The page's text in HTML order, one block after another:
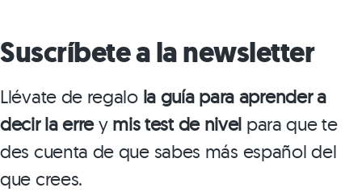
Suscríbete a la newsletter
Llévate de regalo la guía para aprender a
decir la errey mis test de nivel para que te
des cuenta de que sabes más español del
que crees.